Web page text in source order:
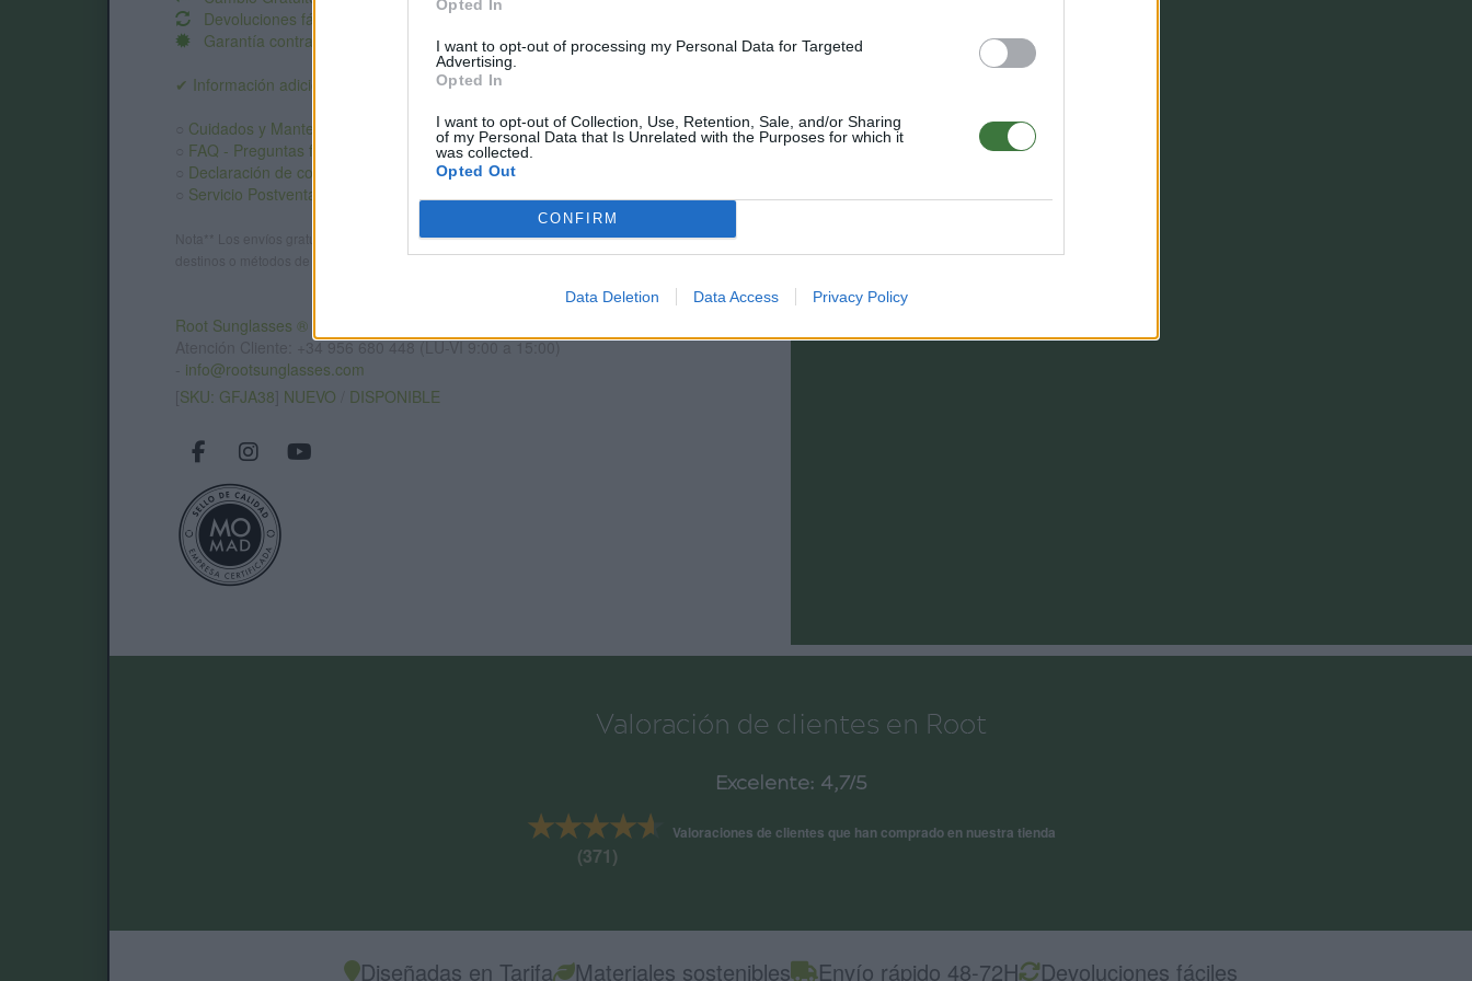
Opted In
I want to opt-out of processing my Personal Data for Targeted
Advertising.
Opted In
I want to opt-out of Collection, Use, Retention, Sale, and/or Sharing
of my Personal Data that Is Unrelated with the Purposes for which it
was collected.
Opted Out
CONFIRM
Data Deletion Data Access Privacy Policy
Devoluciones fáciles
Garantía contra defectos
✔ Información adicional:
Cuidados y Mantenimiento
FAQ - Preguntas frecuentes
Declaración de conformidad CE
Servicio Postventa
Nota** Los envíos gratuitos marcados dependen del destino y no están incluidos para todos los
destinos o métodos de envío. Introduce el destino en el paso 2 de la cesta para más información
Root Sunglasses ®
Atención Cliente: +34 956 680 448 (LU-VI 9:00 a 15:00)
info@rootsunglasses.com
SKU: GFJA38 NUEVO DISPONIBLE
Valoración de clientes en Root
Excelente: 4,7/5
★★★★★
★★★★★
(371)
Valoraciones de clientes que han comprado en nuestra tienda
Diseñadas en Tarifa Materiales sostenibles Envío rápido 48-72H Devoluciones fáciles